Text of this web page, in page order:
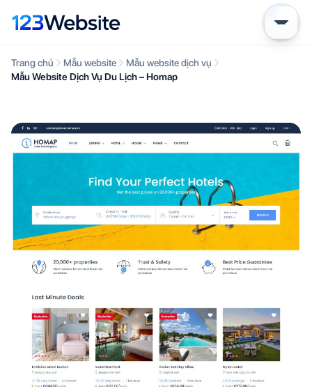
Trang chủ Mẫu website
Mẫu website dịch vụ
Mẫu Website Dịch Vụ Du Lịch – Homap